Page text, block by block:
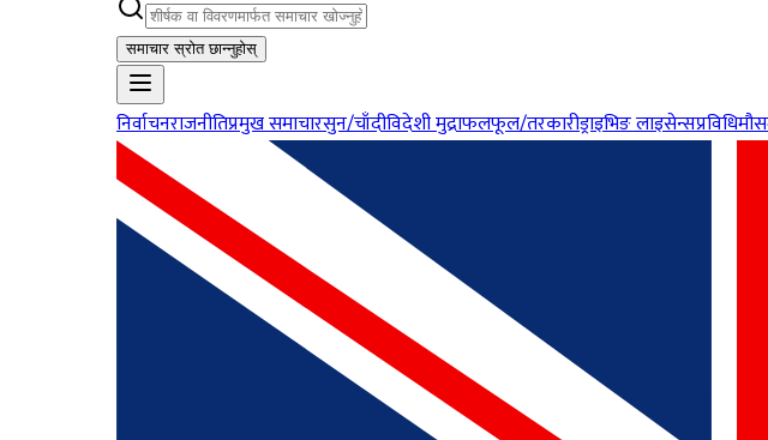
समाचार स्रोत छान्नुहोस्
निर्वाचनराजनीतिप्रमुख समाचारसुन/चाँदीविदेशी मुद्राफलफूल/तरकारीड्राइभिङ लाइसेन्सप्रविधि